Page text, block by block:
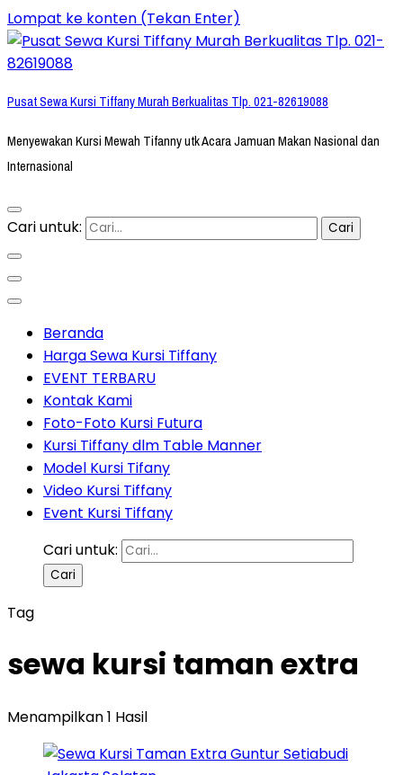
Lompat ke konten (Tekan Enter)
Pusat Sewa Kursi Tiffany Murah Berkualitas Tlp. 021-82619088
Menyewakan Kursi Mewah Tifanny utk Acara Jamuan Makan Nasional dan
Internasional
Cari untuk:
Beranda
Harga Sewa Kursi Tiffany
EVENT TERBARU
Kontak Kami
Foto-Foto Kursi Futura
Kursi Tiffany dlm Table Manner
Model Kursi Tifany
Video Kursi Tiffany
Event Kursi Tiffany
Cari untuk:
Tag
sewa kursi taman extra
Menampilkan 1 Hasil